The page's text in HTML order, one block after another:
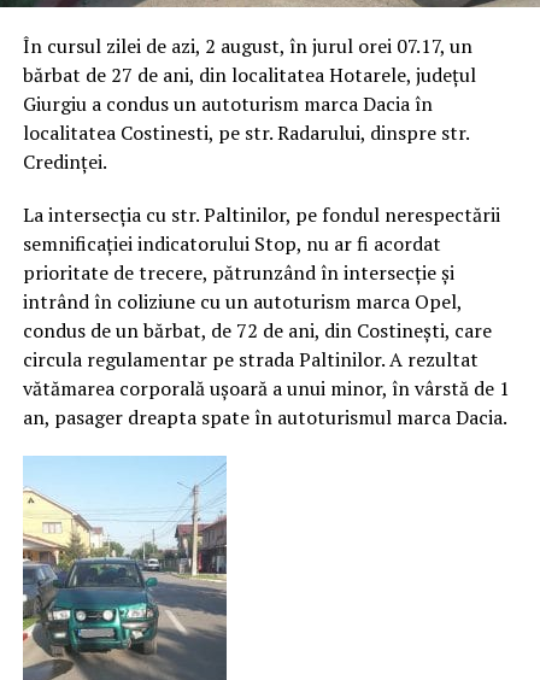
În cursul zilei de azi, 2 august, în jurul orei 07.17, un
bărbat de 27 de ani, din localitatea Hotarele, județul
Giurgiu a condus un autoturism marca Dacia în
localitatea Costinesti, pe str. Radarului, dinspre str.
Credinței.
La intersecția cu str. Paltinilor, pe fondul nerespectării
semnificației indicatorului Stop, nu ar fi acordat
prioritate de trecere, pătrunzând în intersecție și
intrând în coliziune cu un autoturism marca Opel,
condus de un bărbat, de 72 de ani, din Costinești, care
circula regulamentar pe strada Paltinilor. A rezultat
vătămarea corporală uşoară a unui minor, în vârstă de 1
an, pasager dreapta spate în autoturismul marca Dacia.